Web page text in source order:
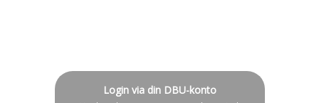
Login via din DBU-konto